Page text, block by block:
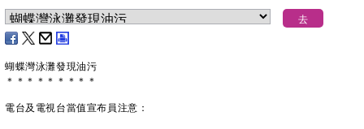
蝴蝶灣泳灘發現油污
＊ ＊ ＊ ＊ ＊ ＊ ＊ ＊ ＊
電台及電視台當值宣布員注意：